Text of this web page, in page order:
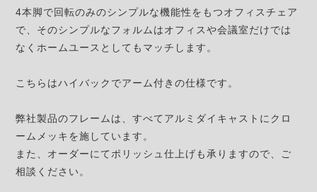
4本脚で回転のみのシンプルな機能性をもつオフィスチェア
で、そのシンプルなフォルムはオフィスや会議室だけでは
なくホームユースとしてもマッチします。
こちらはハイバックでアーム付きの仕様です。
弊社製品のフレームは、すべてアルミダイキャストにクロ
ームメッキを施しています。
また、オーダーにてポリッシュ仕上げも承りますので、ご
相談ください。